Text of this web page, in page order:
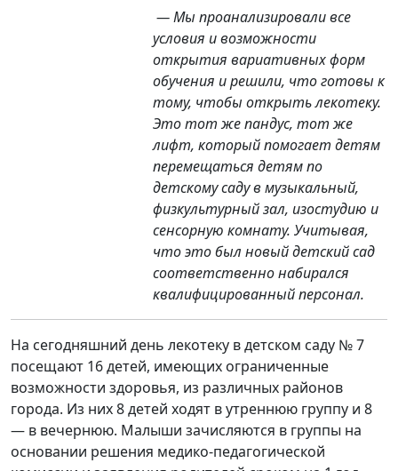
— Мы проанализировали все
условия и возможности
открытия вариативных форм
обучения и решили, что готовы к
тому, чтобы открыть лекотеку.
Это тот же пандус, тот же
лифт, который помогает детям
перемещаться детям по
детскому саду в музыкальный,
физкультурный зал, изостудию и
сенсорную комнату. Учитывая,
что это был новый детский сад
соответственно набирался
квалифицированный персонал.
На сегодняшний день лекотеку в детском саду № 7
посещают 16 детей, имеющих ограниченные
возможности здоровья, из различных районов
города. Из них 8 детей ходят в утреннюю группу и 8
— в вечернюю. Малыши зачисляются в группы на
основании решения медико-педагогической